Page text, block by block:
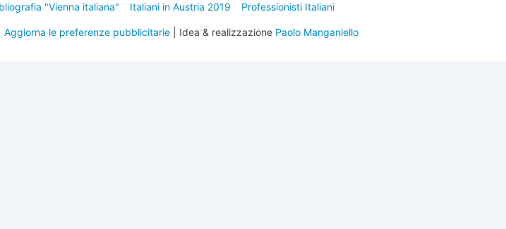
"Vienna italiana" Italiani in Austria 2019 Professionisti Italiani
Aggiorna le preferenze pubblicitarie| Idea & realizzazione Paolo Manganiello